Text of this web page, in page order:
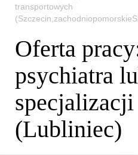
transportowych
Oferta
psychiatra
(Lubliniec)